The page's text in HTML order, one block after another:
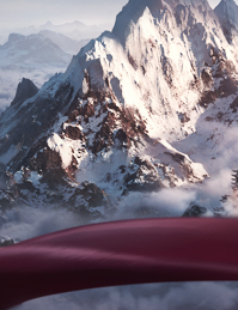
官方接引人
小和尚圣修